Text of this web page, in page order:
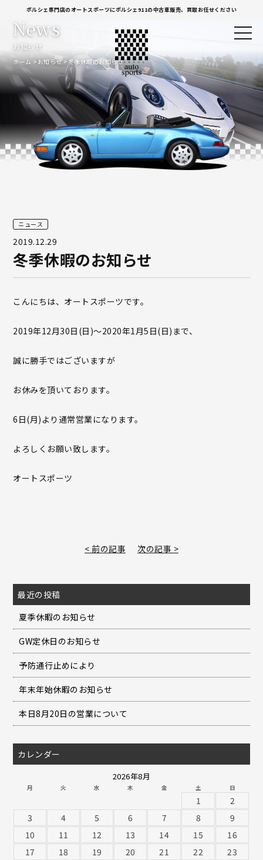
ポルシェ専門店のオートスポーツにポルシェ911の中古車販売、買取お任せください
お知らせ
News
ホーム お知らせ 冬季休暇のお知らせ
ニュース
2019.12.29
冬季休暇のお知らせ
こんにちは、オートスポーツです。
2019年12月30日(日)～2020年1月5日(日)まで、
誠に勝手ではございますが
お休みを頂いております。
6日(月)より通常営業になります。
よろしくお願い致します。
オートスポーツ
< 前の記事 次の記事 >
最近の投稿
夏季休暇のお知らせ
GW定休日のお知らせ
予防通行止めにより
年末年始休暇のお知らせ
本日8月20日の営業について
カレンダー
2026年8月
月 火 水 木 金 土 日
1
2
3
4 5 6 7 8
9
10
11 12 13 14 15
16
17
18 19 20 21 22
23